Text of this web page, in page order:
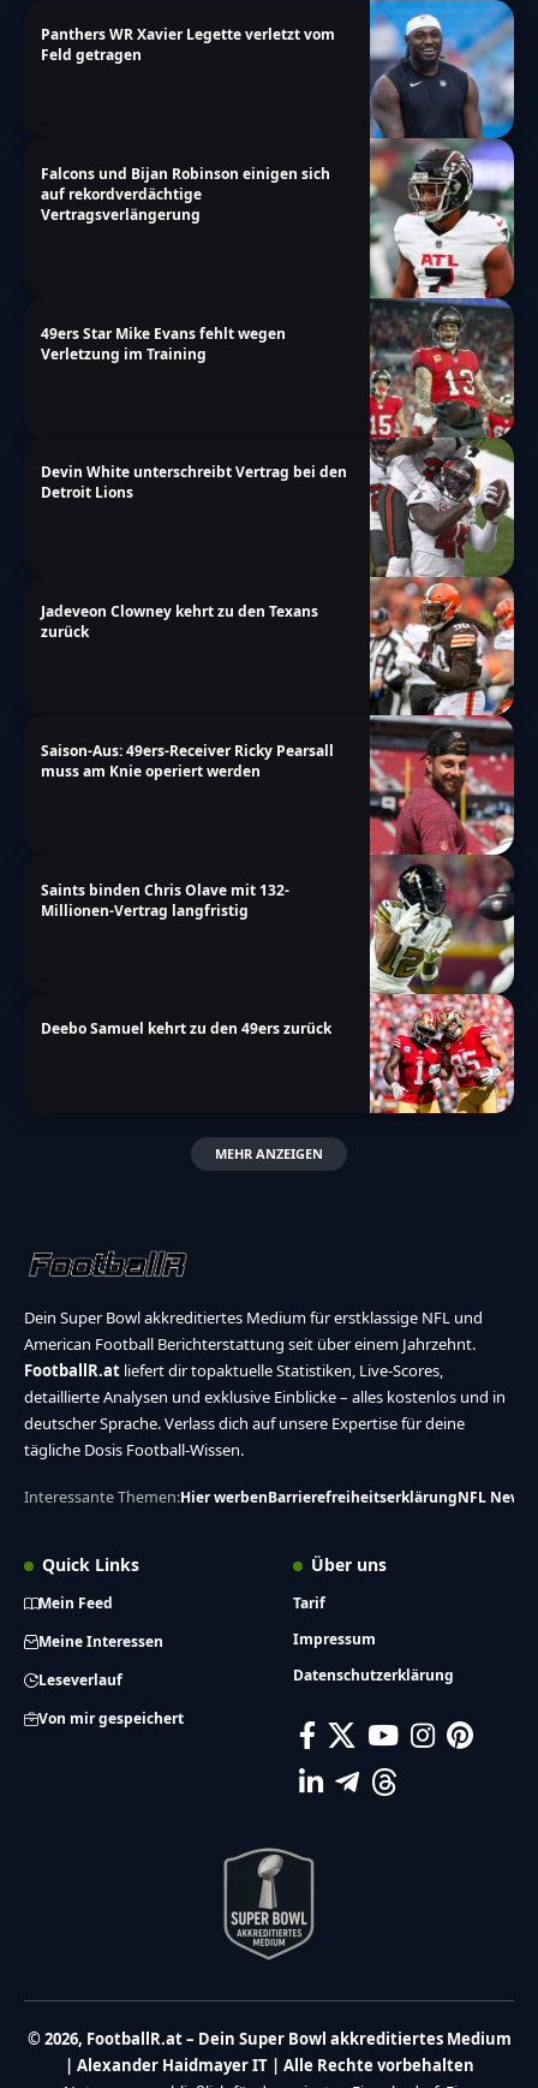
Panthers WR Xavier Legette verletzt vom
Feld getragen
Falcons und Bijan Robinson einigen sich
auf rekordverdächtige
Vertragsverlängerung
49ers Star Mike Evans fehlt wegen
Verletzung im Training
Devin White unterschreibt Vertrag bei den
Detroit Lions
Jadeveon Clowney kehrt zu den Texans
zurück
Saison-Aus: 49ers-Receiver Ricky Pearsall
muss am Knie operiert werden
Saints binden Chris Olave mit 132-
Millionen-Vertrag langfristig
Deebo Samuel kehrt zu den 49ers zurück
MEHR ANZEIGEN
Dein Super Bowl akkreditiertes Medium für erstklassige NFL und
American Football Berichterstattung seit über einem Jahrzehnt.
FootballR.at liefert dir topaktuelle Statistiken, Live-Scores,
detaillierte Analysen und exklusive Einblicke – alles kostenlos und in
deutscher Sprache. Verlass dich auf unsere Expertise für deine
tägliche Dosis Football-Wissen.
Interessante Themen:Hier werbenBarrierefreiheitserklärungNFL News
Quick Links
Mein Feed
Meine Interessen
Leseverlauf
Von mir gespeichert
Über uns
Tarif
Impressum
Datenschutzerklärung
© 2026, FootballR.at – Dein Super Bowl akkreditiertes Medium
| Alexander Haidmayer IT | Alle Rechte vorbehalten